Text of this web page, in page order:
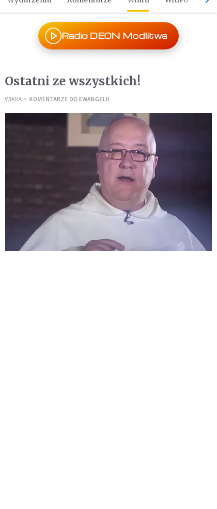
Radio DEON Modlitwa
Ostatni ze wszystkich!
WIARA KOMENTARZE DO EWANGELII